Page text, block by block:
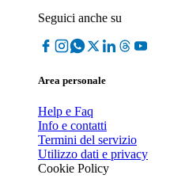
Seguici anche su
Area personale
Help e Faq
Info e contatti
Termini del servizio
Utilizzo dati e privacy
Cookie Policy